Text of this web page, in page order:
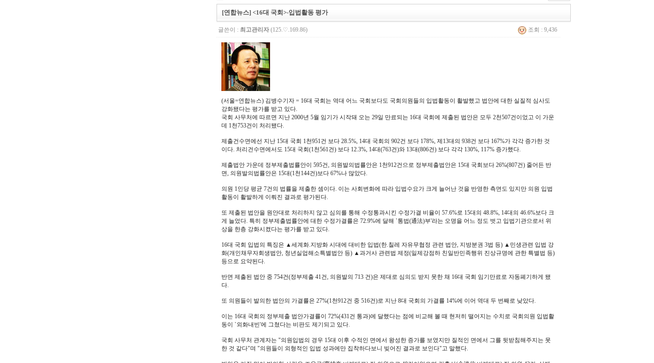
[연합뉴스] <16대 국회>-입법활동 평가
글쓴이 : 최고관리자(125.♡.169.86) 조회 : 9,436
(서울=연합뉴스) 김병수기자 = 16대 국회는 역대 어느 국회보다도 국회의원들의 입법활동이 활발했고 법안에 대한 실질적 심사도
강화됐다는 평가를 받고 있다.
국회 사무처에 따르면 지난 2000년 5월 임기가 시작돼 오는 29일 만료되는 16대 국회에 제출된 법안은 모두 2천507건이었고 이 가운
데 1천753건이 처리됐다.
제출건수면에선 지난 15대 국회 1천951건 보다 28.5%, 14대 국회의 902건 보다 178%, 제13대의 938건 보다 167%가 각각 증가한 것
이다. 처리건수면에서도 15대 국회(1천561건) 보다 12.3%, 14대(763건)와 13대(806건) 보다 각각 130%, 117% 증가했다.
제출법안 가운데 정부제출법률안이 595건, 의원발의법률안은 1천912건으로 정부제출법안은 15대 국회보다 26%(807건) 줄어든 반
면, 의원발의법률안은 15대(1천144건)보다 67%나 많았다.
의원 1인당 평균 7건의 법률을 제출한 셈이다. 이는 사회변화에 따라 입법수요가 크게 늘어난 것을 반영한 측면도 있지만 의원 입법
활동이 활발하게 이뤄진 결과로 평가된다.
또 제출된 법안을 원안대로 처리하지 않고 심의를 통해 수정통과시킨 수정가결 비율이 57.6%로 15대의 48.8%, 14대의 46.6%보다 크
게 늘었다. 특히 정부제출법률안에 대한 수정가결률은 72.9%에 달해 `통법(通法)부'라는 오명을 어느 정도 벗고 입법기관으로서 위
상을 한층 강화시켰다는 평가를 받고 있다.
16대 국회 입법의 특징은 ▲세계화.지방화 시대에 대비한 입법(한.칠레 자유무협정 관련 법안, 지방분권 3법 등) ▲민생관련 입법 강
화(개인채무자회생법안, 청년실업해소특별법안 등) ▲과거사 관련법 제정(일제강점하 친일반민족행위 진상규명에 관한 특별법 등)
등으로 요약된다.
반면 제출된 법안 중 754건(정부제출 41건, 의원발의 713 건)은 제대로 심의도 받지 못한 채 16대 국회 임기만료로 자동폐기하게 됐
다.
또 의원들이 발의한 법안의 가결률은 27%(1천912건 중 516건)로 지난 8대 국회의 가결률 14%에 이어 역대 두 번째로 낮았다.
이는 16대 국회의 정부제출 법안가결률이 72%(431건 통과)에 달했다는 점에 비교해 볼 때 현저히 떨어지는 수치로 국회의원 입법활
동이 `외화내빈'에 그쳤다는 비판도 제기되고 있다.
국회 사무처 관계자는 "의원입법의 경우 15대 이후 수적인 면에서 왕성한 증가를 보였지만 질적인 면에서 그를 뒷받침해주지는 못
한 것 같다"며 "의원들이 외형적인 입법 성과에만 집착하다보니 빚어진 결과로 보인다"고 말했다.